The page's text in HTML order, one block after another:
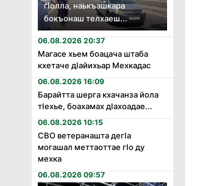
гӏолла, наькъашкара
бокъонаш телхаеш...
06.08.2026 20:37
Магасе хьем боацача штаба
кхетаче дӏайихьар Мехкадас
06.08.2026 16:09
Барайтта шерга кхачанза йола
тӏехье, боахамах дӏахоадае...
06.08.2026 10:15
СВО ветеранашта дегӏа
могашал меттаоттае гӏо ду
мехка
06.08.2026 09:57